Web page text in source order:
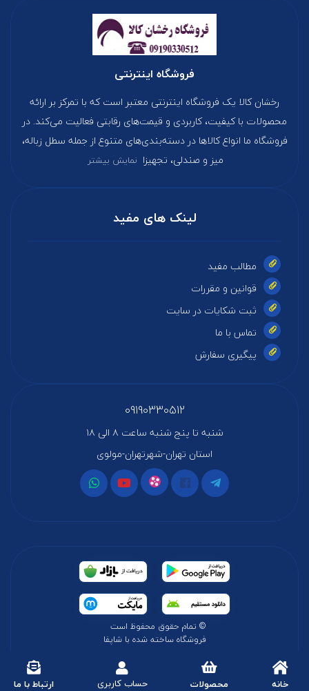
خانه محصولات حساب کاربری ارتباط با ما
فروشگاه اینترنتی
رخشان کالا یک فروشگاه اینترنتی معتبر است که با تمرکز بر ارائه
محصولات با کیفیت، کاربردی و قیمت‌های رقابتی فعالیت می‌کند. در
فروشگاه ما انواع کالاها در دسته‌بندی‌های متنوع از جمله سطل زباله،
میز و صندلی، تجهیزا نمایش بیشتر
لینک های مفید
مطالب مفید
قوانین و مقررات
ثبت شکایات در سایت
تماس با ما
پیگیری سفارش
09190330512
شنبه تا پنج شنبه ساعت ۸ الی ۱۸
استان تهران-شهرتهران-مولوی
© تمام حقوق محفوظ است
فروشگاه ساخته شده با شاپفا